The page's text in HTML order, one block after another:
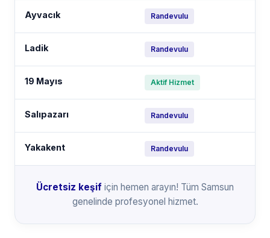
Ayvacık Randevulu
Ladik Randevulu
19 Mayıs Aktif Hizmet
Salıpazarı Randevulu
Yakakent Randevulu
Ücretsiz keşif için hemen arayın! Tüm Samsun
genelinde profesyonel hizmet.